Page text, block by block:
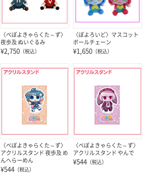
〈ぺぽよきゃらくた～ず〉
夜歩及 ぬいぐるみ
¥2,750（税込）
〈ぽよろいど〉マスコット
ボールチェーン
¥1,650 （税込）
〈ぺぽよきゃらくた～ず〉
アクリルスタンド 夜歩及 め
んへらーめん
¥544（税込）
〈ぺぽよきゃらくた～ず〉
アクリルスタンド やんで
¥544 （税込）